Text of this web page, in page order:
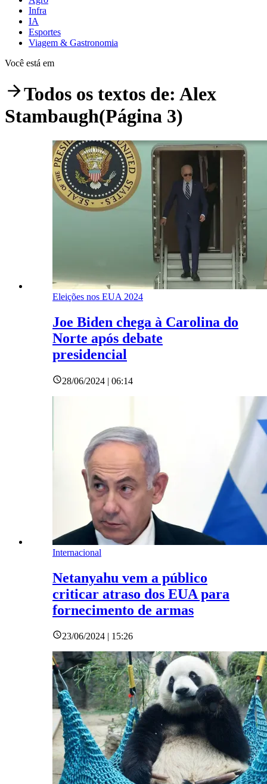
Infra
IA
Esportes
Viagem & Gastronomia
Você está em
Todos os textos de: Alex
Stambaugh(Página 3)
Eleições nos EUA 2024
Joe Biden chega à Carolina do
Norte após debate
presidencial
28/06/2024 | 06:14
Internacional
Netanyahu vem a público
criticar atraso dos EUA para
fornecimento de armas
23/06/2024 | 15:26